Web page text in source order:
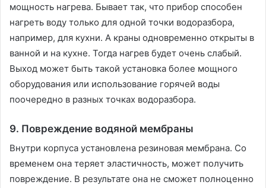
мощность нагрева. Бывает так, что прибор способен
нагреть воду только для одной точки водоразбора,
например, для кухни. А краны одновременно открыты в
ванной и на кухне. Тогда нагрев будет очень слабый.
Выход может быть такой установка более мощного
оборудования или использование горячей воды
поочередно в разных точках водоразбора.
9. Повреждение водяной мембраны
Внутри корпуса установлена резиновая мембрана. Со
временем она теряет эластичность, может получить
повреждение. В результате она не сможет полноценно